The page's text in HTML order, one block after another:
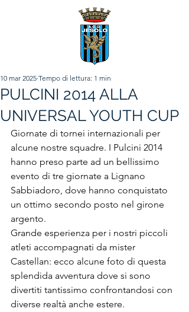
PULCINI 2014 ALLA
UNIVERSAL YOUTH CUP
10 mar 2025 Tempo di lettura: 1 min
Giornate di tornei internazionali per
alcune nostre squadre. I Pulcini 2014
hanno preso parte ad un bellissimo
evento di tre giornate a Lignano
Sabbiadoro, dove hanno conquistato
un ottimo secondo posto nel girone
argento.
Grande esperienza per i nostri piccoli
atleti accompagnati da mister
Castellan: ecco alcune foto di questa
splendida avventura dove si sono
divertiti tantissimo confrontandosi con
diverse realtà anche estere.